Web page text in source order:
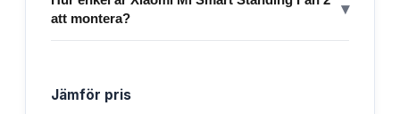
att montera?
▾
Jämför pris